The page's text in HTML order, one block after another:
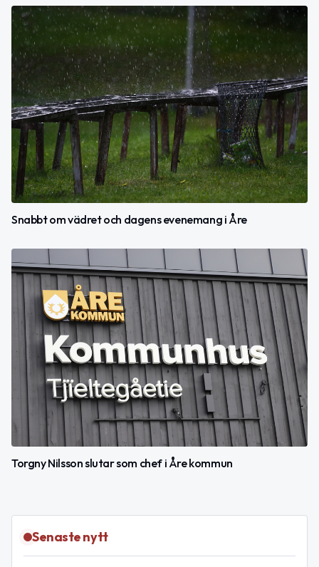
Snabbt om vädret och dagens evenemang i Åre
Torgny Nilsson slutar som chef i Åre kommun
Senaste nytt